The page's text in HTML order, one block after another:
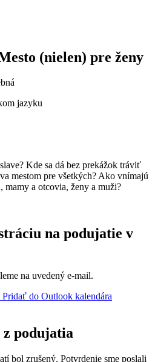
(nielen) pre ženy
jazyku
Kde sa dá bez prekážok tráviť
mestom pre všetkých? Ako vnímajú
mamy a otcovia, ženy a muži?
na podujatie v
na uvedený e‑mail.
Pridať do Outlook kalendára
z podujatia
bol zrušený. Potvrdenie sme poslali